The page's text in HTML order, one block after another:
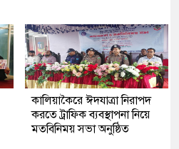
কালিয়াকৈরে ঈদযাত্রা নিরাপদ
করতে ট্রাফিক ব্যবস্থাপনা নিয়ে
মতবিনিময় সভা অনুষ্ঠিত